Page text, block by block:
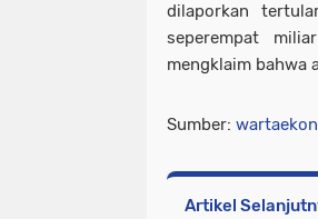
dilaporkan
seperempat
mengklaim bahwa
Sumber:
Artikel